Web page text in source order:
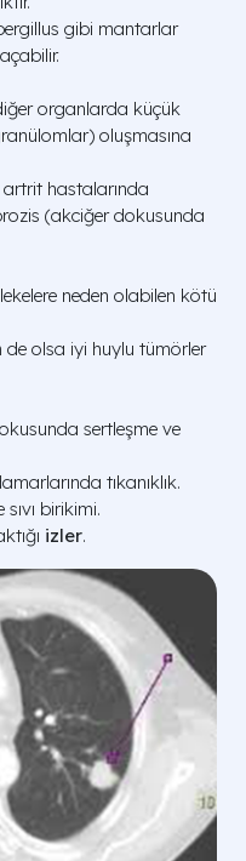
gibi mantarlar
organlarda küçük
oluşmasına
hastalarında
(akciğer dokusunda
neden olabilen kötü
de olsa iyi huylu tümörler
sertleşme ve
tıkanıklık.
birikimi.
izler.